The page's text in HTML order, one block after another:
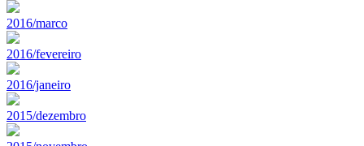
2016/marco
2016/fevereiro
2016/janeiro
2015/dezembro